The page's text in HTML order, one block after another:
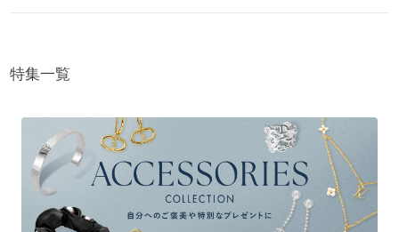
特集一覧